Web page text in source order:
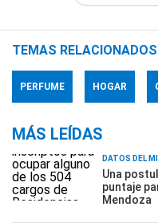
TEMAS RELACIONADOS
PERFUME HOGAR
MÁS LEÍDAS
DATOS DEL
Una
puntaje
Mendoza